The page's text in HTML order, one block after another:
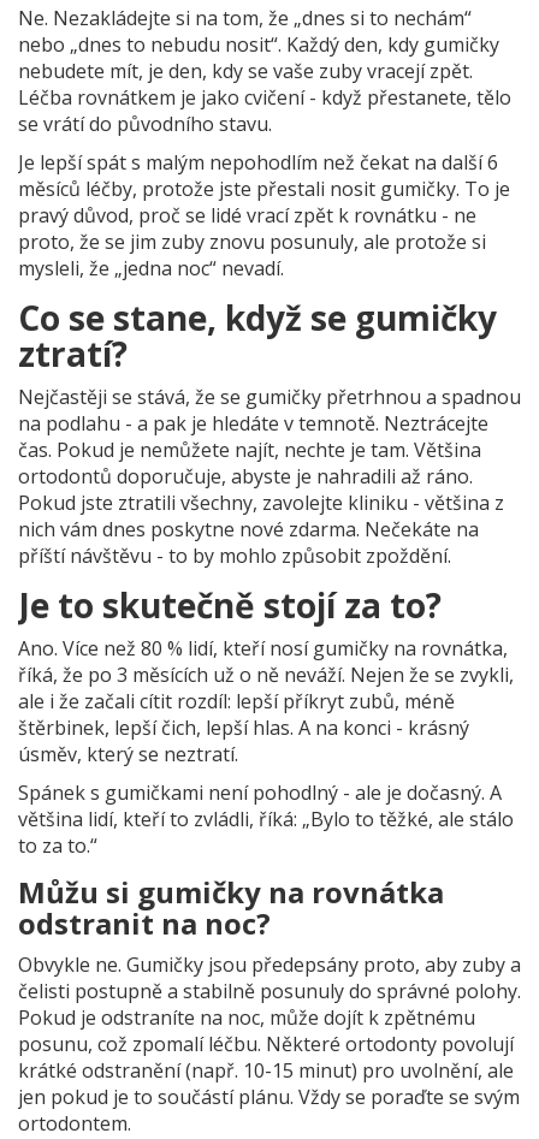
Ne. Nezakládejte si na tom, že „dnes si to nechám“
nebo „dnes to nebudu nosit“. Každý den, kdy gumičky
nebudete mít, je den, kdy se vaše zuby vracejí zpět.
Léčba rovnátkem je jako cvičení - když přestanete, tělo
se vrátí do původního stavu.
Je lepší spát s malým nepohodlím než čekat na další 6
měsíců léčby, protože jste přestali nosit gumičky. To je
pravý důvod, proč se lidé vrací zpět k rovnátku - ne
proto, že se jim zuby znovu posunuly, ale protože si
mysleli, že „jedna noc“ nevadí.
Co se stane, když se gumičky
ztratí?
Nejčastěji se stává, že se gumičky přetrhnou a spadnou
na podlahu - a pak je hledáte v temnotě. Neztrácejte
čas. Pokud je nemůžete najít, nechte je tam. Většina
ortodontů doporučuje, abyste je nahradili až ráno.
Pokud jste ztratili všechny, zavolejte kliniku - většina z
nich vám dnes poskytne nové zdarma. Nečekáte na
příští návštěvu - to by mohlo způsobit zpoždění.
Je to skutečně stojí za to?
Ano. Více než 80 % lidí, kteří nosí gumičky na rovnátka,
říká, že po 3 měsících už o ně neváží. Nejen že se zvykli,
ale i že začali cítit rozdíl: lepší příkryt zubů, méně
štěrbinek, lepší čich, lepší hlas. A na konci - krásný
úsměv, který se neztratí.
Spánek s gumičkami není pohodlný - ale je dočasný. A
většina lidí, kteří to zvládli, říká: „Bylo to těžké, ale stálo
to za to.“
Můžu si gumičky na rovnátka
odstranit na noc?
Obvykle ne. Gumičky jsou předepsány proto, aby zuby a
čelisti postupně a stabilně posunuly do správné polohy.
Pokud je odstraníte na noc, může dojít k zpětnému
posunu, což zpomalí léčbu. Některé ortodonty povolují
krátké odstranění (např. 10-15 minut) pro uvolnění, ale
jen pokud je to součástí plánu. Vždy se poraďte se svým
ortodontem.